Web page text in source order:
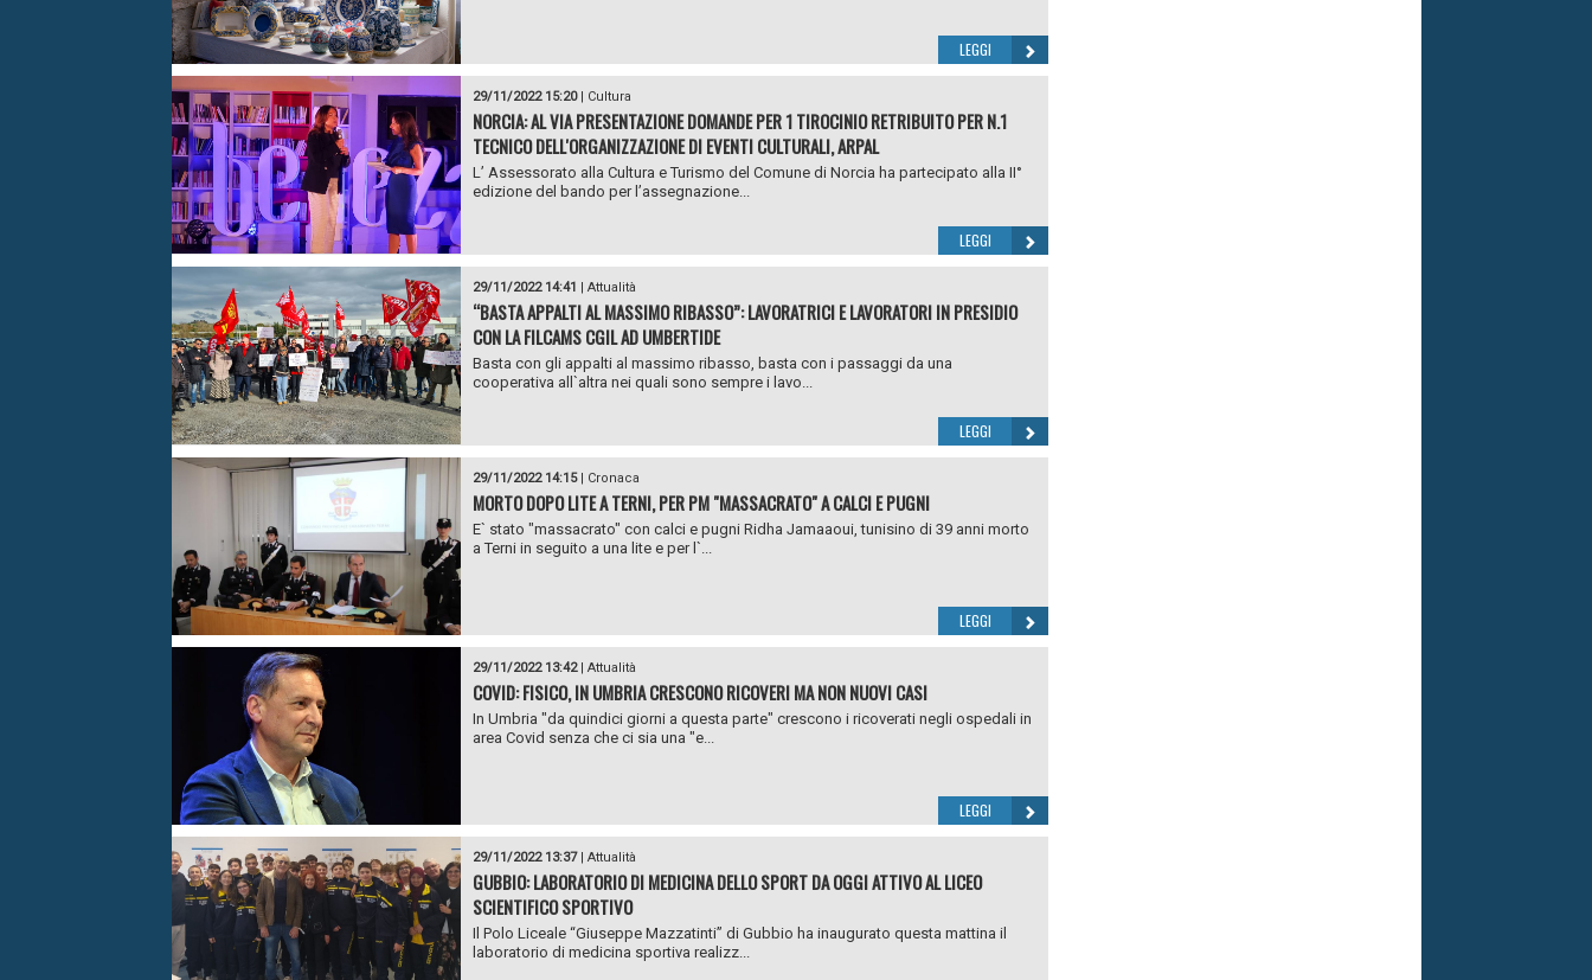
LEGGI
29/11/2022 15:20| Cultura
NORCIA: AL VIA PRESENTAZIONE DOMANDE PER 1 TIROCINIO RETRIBUITO PER N.1
TECNICO DELL'ORGANIZZAZIONE DI EVENTI CULTURALI, ARPAL
L’ Assessorato alla Cultura e Turismo del Comune di Norcia ha partecipato alla II°
edizione del bando per l’assegnazione...
LEGGI
29/11/2022 14:41 | Attualità
“BASTA APPALTI AL MASSIMO RIBASSO”: LAVORATRICI E LAVORATORI IN PRESIDIO
CON LA FILCAMS CGIL AD UMBERTIDE
Basta con gli appalti al massimo ribasso, basta con i passaggi da una
cooperativa all`altra nei quali sono sempre i lavo...
LEGGI
29/11/2022 14:15| Cronaca
MORTO DOPO LITE A TERNI, PER PM "MASSACRATO" A CALCI E PUGNI
E` stato "massacrato" con calci e pugni Ridha Jamaaoui, tunisino di 39 anni morto
a Terni in seguito a una lite e per l`...
LEGGI
29/11/2022 13:42| Attualità
COVID: FISICO, IN UMBRIA CRESCONO RICOVERI MA NON NUOVI CASI
In Umbria "da quindici giorni a questa parte" crescono i ricoverati negli ospedali in
area Covid senza che ci sia una "e...
LEGGI
29/11/2022 13:37| Attualità
GUBBIO: LABORATORIO DI MEDICINA DELLO SPORT DA OGGI ATTIVO AL LICEO
SCIENTIFICO SPORTIVO
Il Polo Liceale “Giuseppe Mazzatinti” di Gubbio ha inaugurato questa mattina il
laboratorio di medicina sportiva realizz...